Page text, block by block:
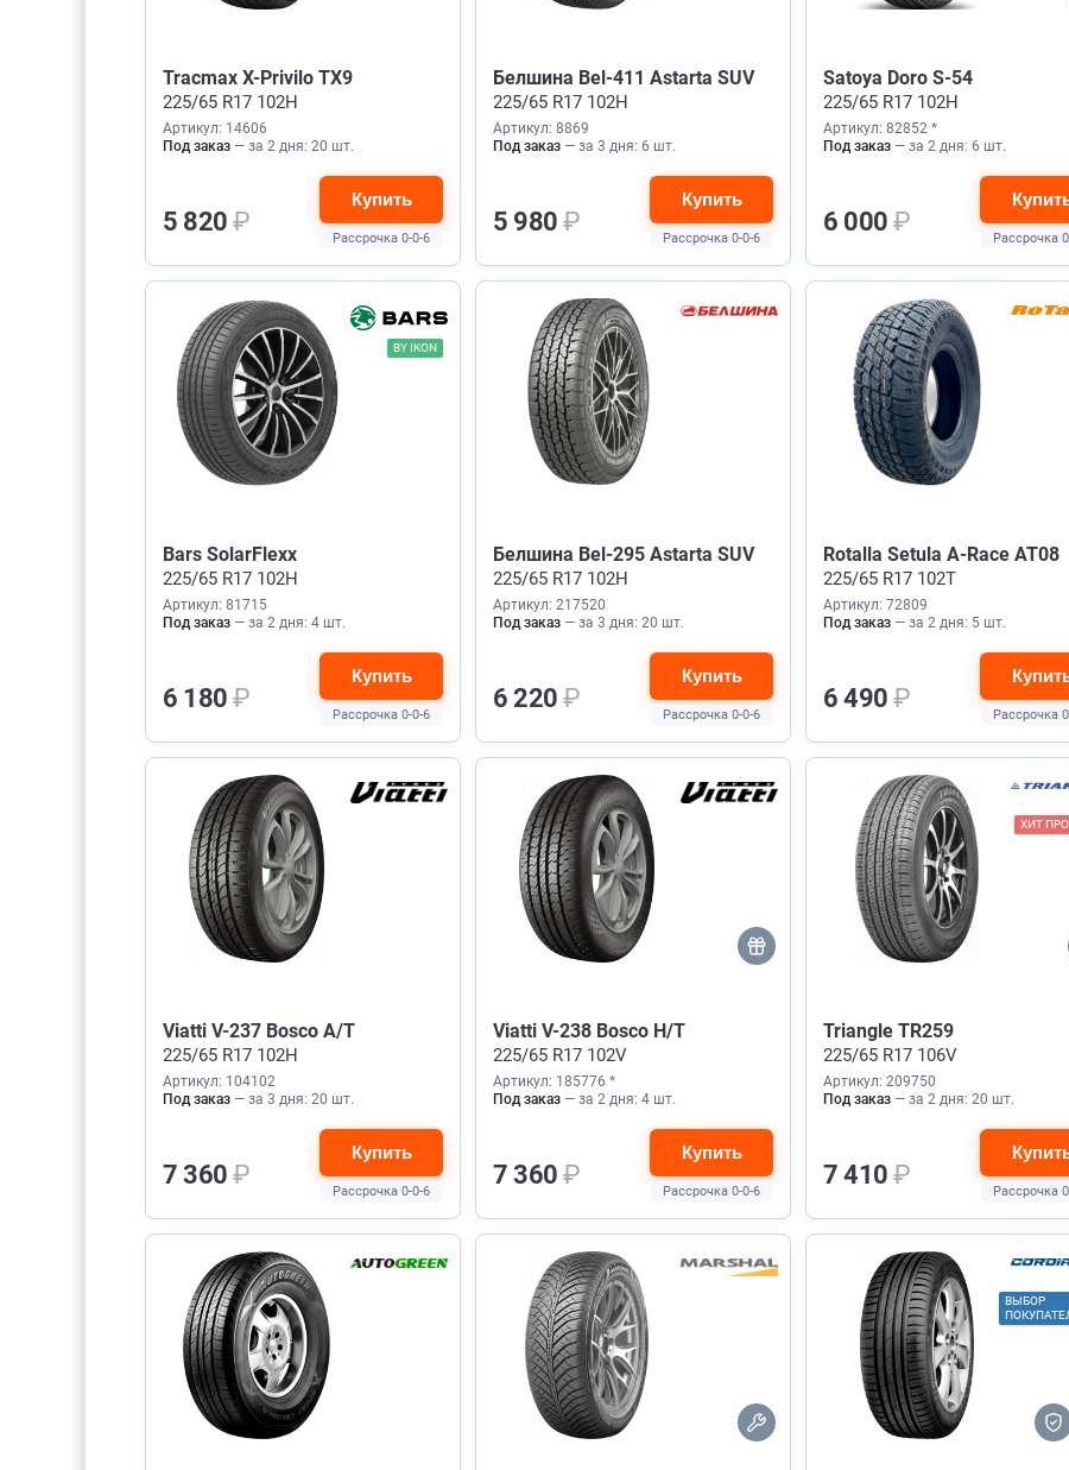
Tracmax X-Privilo TX9
225/65 R17 102H
Артикул: 14606
Под заказ — за 2 дня: 20 шт.
5 820₽
Купить
Рассрочка 0-0-6
Белшина Bel-411 Astarta SUV
225/65 R17 102H
Артикул: 8869
Под заказ — за 3 дня: 6 шт.
5 980₽
Купить
Рассрочка 0-0-6
Satoya Doro S-54
225/65 R17 102H
Артикул: 82852 *
Под заказ — за 2 дня: 6 шт.
6 000₽
Рассрочка
BY IKON
Bars SolarFlexx
225/65 R17 102H
Артикул: 81715
Под заказ — за 2 дня: 4 шт.
6 180₽
Купить
Рассрочка 0-0-6
Белшина Bel-295 Astarta SUV
225/65 R17 102H
Артикул: 217520
Под заказ — за 3 дня: 20 шт.
6 220₽
Купить
Рассрочка 0-0-6
Rotalla Setula A-Race AT08
225/65 R17 102T
Артикул: 72809
Под заказ — за 2 дня: 5 шт.
6 490₽
Рассрочка
Viatti V-237 Bosco A/T
225/65 R17 102H
Артикул: 104102
Под заказ — за 3 дня: 20 шт.
7 360₽
Купить
Рассрочка 0-0-6
Viatti V-238 Bosco H/T
225/65 R17 102V
Артикул: 185776 *
Под заказ — за 2 дня: 4 шт.
7 360₽
Купить
Рассрочка 0-0-6
ХИТ
Triangle TR259
225/65 R17 106V
Артикул: 209750
Под заказ — за 2 дня: 20 шт.
7 410₽
Рассрочка
ВЫБОР